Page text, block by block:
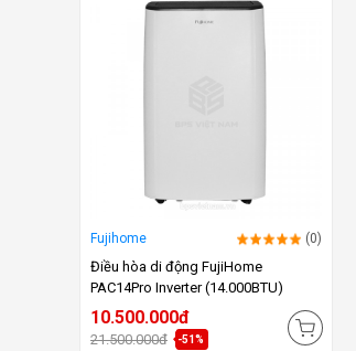
Fujihome (0)
Điều hòa di động FujiHome
PAC14Pro Inverter (14.000BTU)
10.500.000đ
21.500.000đ -51%